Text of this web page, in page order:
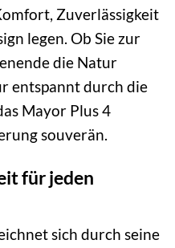
Zuverlässigkeit
legen. Ob Sie zur
die Natur
entspannt durch die
Mayor Plus 4
souverän.
für jeden
sich durch seine